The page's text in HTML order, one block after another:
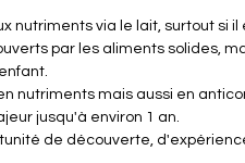
nutriments via le lait, surtout si il
par les aliments solides,
nutriments mais aussi en
jusqu'à environ 1 an.
de découverte,